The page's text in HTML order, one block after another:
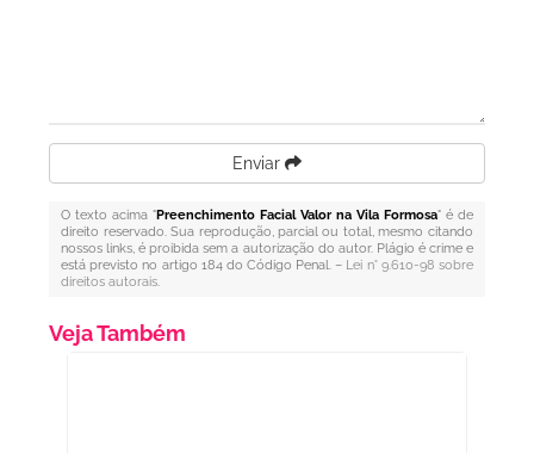
Enviar
O texto acima "Preenchimento Facial Valor na Vila Formosa" é de
direito reservado. Sua reprodução, parcial ou total, mesmo citando
nossos links, é proibida sem a autorização do autor. Plágio é crime e
está previsto no artigo 184 do Código Penal. – Lei n° 9.610-98 sobre
direitos autorais.
Veja Também